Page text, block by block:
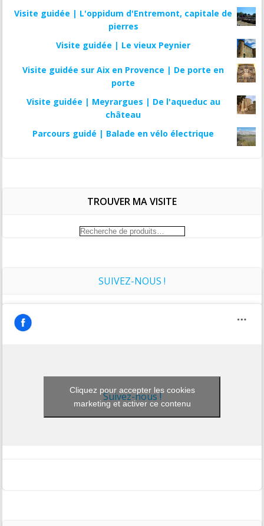
Visite guidée | L'oppidum d'Entremont, capitale de
pierres
Visite guidée | Le vieux Peynier
Visite guidée sur Aix en Provence | De porte en
porte
Visite guidée | Meyrargues | De l'aqueduc au
château
Parcours guidé | Balade en vélo électrique
TROUVER MA VISITE
Recherche
SUIVEZ-NOUS !
Suivez-nous !
Cliquez pour accepter les cookies
marketing et activer ce contenu